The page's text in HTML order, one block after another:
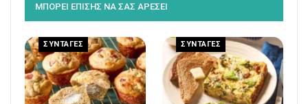
ΜΠΟΡΕΙ ΕΠΙΣΗΣ ΝΑ ΣΑΣ ΑΡΕΣΕΙ
ΣΥΝΤΑΓΕΣ ΣΥΝΤΑΓΕΣ